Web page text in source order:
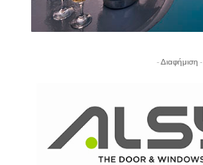
- Διαφήμιση -